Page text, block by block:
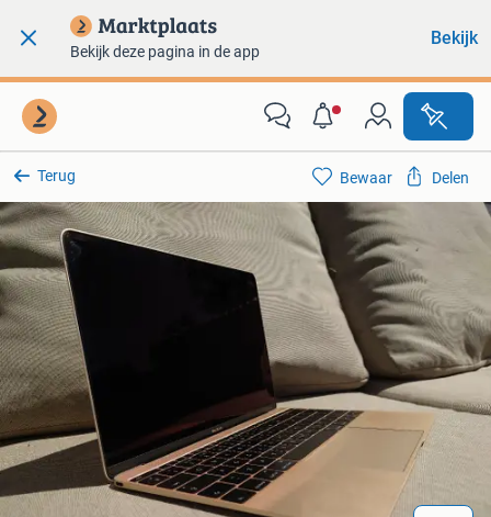
Bekijk deze pagina in de app
Bekijk
Terug Bewaar Delen